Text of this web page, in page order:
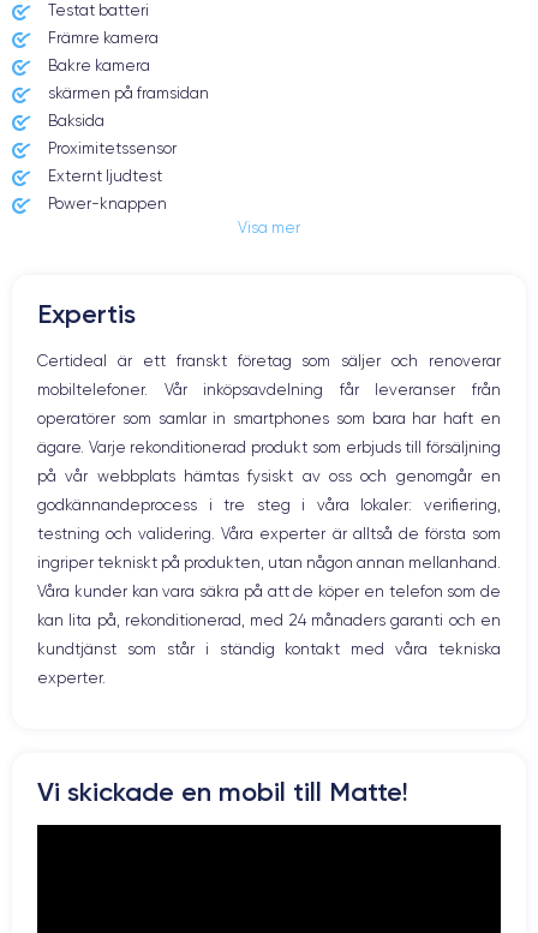
Testat batteri
Främre kamera
Bakre kamera
skärmen på framsidan
Baksida
Proximitetssensor
Externt ljudtest
Power-knappen
Högtalare
Hem-knappen
Bluetooth
WiFi
Nätverk
Vibration
Prise USB
Visa mer
Expertis
Certideal är ett franskt företag som säljer och renoverar
mobiltelefoner. Vår inköpsavdelning får leveranser från
operatörer som samlar in smartphones som bara har haft en
ägare. Varje rekonditionerad produkt som erbjuds till försäljning
på vår webbplats hämtas fysiskt av oss och genomgår en
godkännandeprocess i tre steg i våra lokaler: verifiering,
testning och validering. Våra experter är alltså de första som
ingriper tekniskt på produkten, utan någon annan mellanhand.
Våra kunder kan vara säkra på att de köper en telefon som de
kan lita på, rekonditionerad, med 24 månaders garanti och en
kundtjänst som står i ständig kontakt med våra tekniska
experter.
Vi skickade en mobil till Matte!